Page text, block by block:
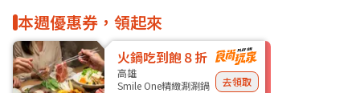
本週優惠券，領起來
火鍋吃到飽８折
高雄
Smile One精緻涮涮鍋
去領取